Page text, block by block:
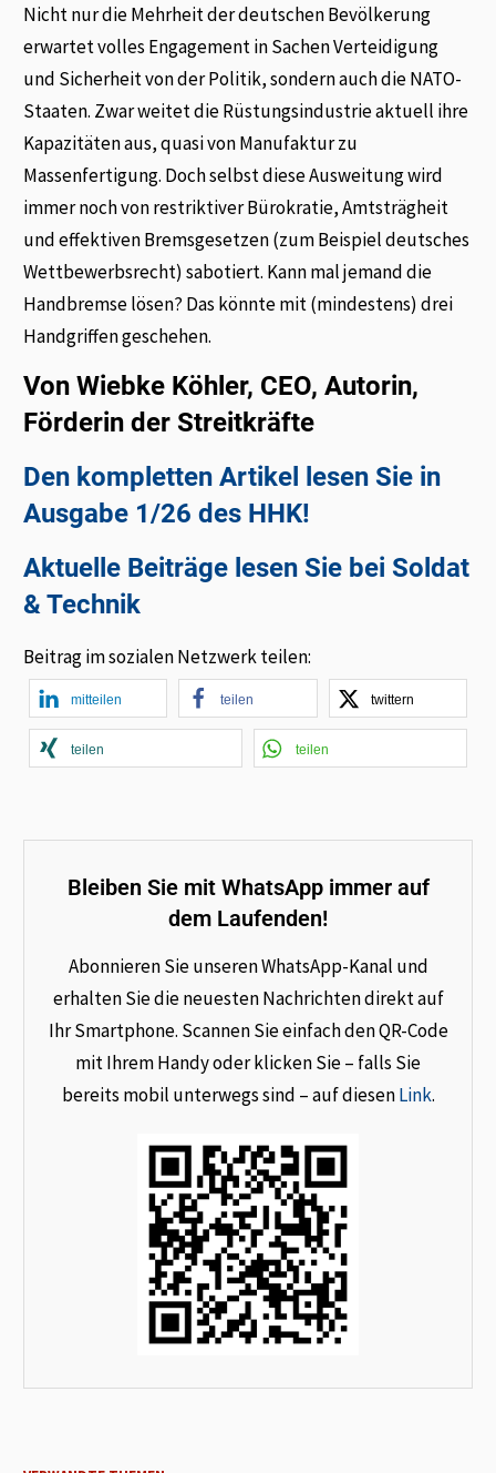
Nicht nur die Mehrheit der deutschen Bevölkerung
erwartet volles Engagement in Sachen Verteidigung
und Sicherheit von der Politik, sondern auch die NATO-
Staaten. Zwar weitet die Rüstungsindustrie aktuell ihre
Kapazitäten aus, quasi von Manufaktur zu
Massenfertigung. Doch selbst diese Ausweitung wird
immer noch von restriktiver Bürokratie, Amtsträgheit
und effektiven Bremsgesetzen (zum Beispiel deutsches
Wettbewerbsrecht) sabotiert. Kann mal jemand die
Handbremse lösen? Das könnte mit (mindestens) drei
Handgriffen geschehen.
Von Wiebke Köhler, CEO, Autorin,
Förderin der Streitkräfte
Den kompletten Artikel lesen Sie in
Ausgabe 1/26 des HHK!
Aktuelle Beiträge lesen Sie bei Soldat
& Technik
Beitrag im sozialen Netzwerk teilen:
mitteilen teilen twittern
teilen teilen
Bleiben Sie mit WhatsApp immer auf
dem Laufenden!
Abonnieren Sie unseren WhatsApp-Kanal und
erhalten Sie die neuesten Nachrichten direkt auf
Ihr Smartphone. Scannen Sie einfach den QR-Code
mit Ihrem Handy oder klicken Sie – falls Sie
bereits mobil unterwegs sind – auf diesenLink.